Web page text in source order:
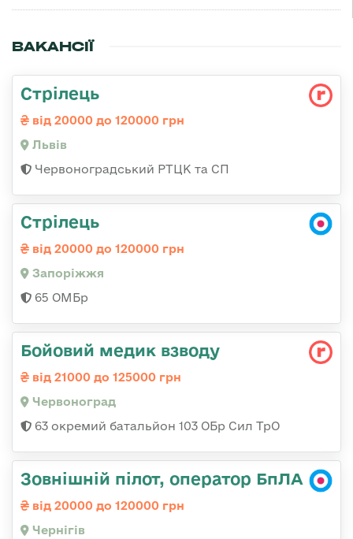
ВАКАНСІЇ
Стрілець
від 20000 до 120000 грн
Львів
Червоноградський РТЦК та СП
Стрілець
від 20000 до 120000 грн
Запоріжжя
65 ОМБр
Бойовий медик взводу
від 21000 до 125000 грн
Червоноград
63 окремий батальйон 103 ОБр Сил ТрО
Зовнішній пілот, оператор БпЛА
від 20000 до 120000 грн
Чернігів